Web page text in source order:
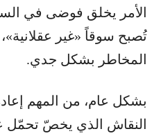
الأمر يخلق فوضى في
تُصبح سوقاً «غير عقلانية»،
المخاطر بشكل جدي.
بشكل عام، من المهم
النقاش الذي يخصّ تحمّل